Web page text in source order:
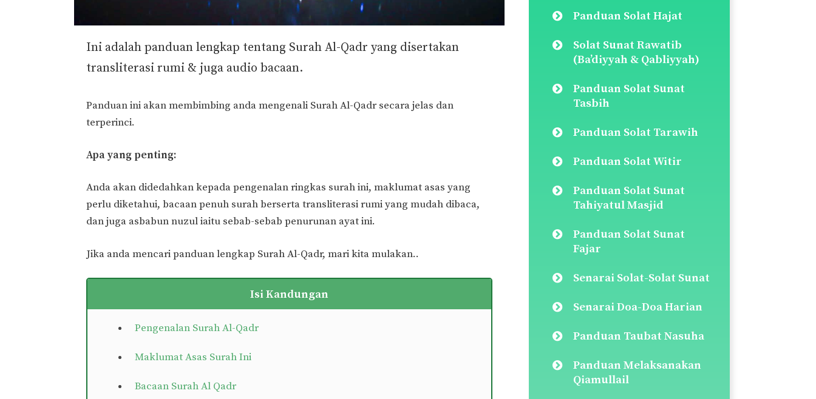
Ini adalah panduan lengkap tentang Surah Al-Qadr yang disertakan
transliterasi rumi & juga audio bacaan.
Panduan ini akan membimbing anda mengenali Surah Al-Qadr secara jelas dan
terperinci.
Apa yang penting:
Anda akan didedahkan kepada pengenalan ringkas surah ini, maklumat asas yang
perlu diketahui, bacaan penuh surah berserta transliterasi rumi yang mudah dibaca,
dan juga asbabun nuzul iaitu sebab-sebab penurunan ayat ini.
Jika anda mencari panduan lengkap Surah Al-Qadr, mari kita mulakan..
Isi Kandungan
Pengenalan Surah Al-Qadr
Maklumat Asas Surah Ini
Bacaan Surah Al Qadr
Panduan Solat Hajat
Solat Sunat Rawatib
(Ba’diyyah & Qabliyyah)
Panduan Solat Sunat
Tasbih
Panduan Solat Tarawih
Panduan Solat Witir
Panduan Solat Sunat
Tahiyatul Masjid
Panduan Solat Sunat
Fajar
Senarai Solat-Solat Sunat
Senarai Doa-Doa Harian
Panduan Taubat Nasuha
Panduan Melaksanakan
Qiamullail